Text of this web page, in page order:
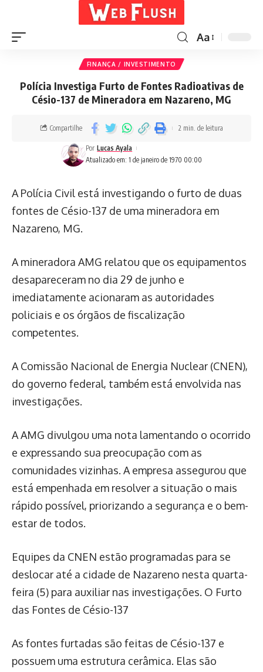
Aa
FINANÇA / INVESTIMENTO
Polícia Investiga Furto de Fontes Radioativas de
Césio-137 de Mineradora em Nazareno, MG
Atualizado em: 1 de janeiro de 1970 00:00
Por Lucas Ayala
Compartilhe 2 min. de leitura
A Polícia Civil está investigando o furto de duas
fontes de Césio-137 de uma mineradora em
Nazareno, MG.
A mineradora AMG relatou que os equipamentos
desapareceram no dia 29 de junho e
imediatamente acionaram as autoridades
policiais e os órgãos de fiscalização
competentes.
A Comissão Nacional de Energia Nuclear (CNEN),
do governo federal, também está envolvida nas
investigações.
A AMG divulgou uma nota lamentando o ocorrido
e expressando sua preocupação com as
comunidades vizinhas. A empresa assegurou que
está empenhada em resolver a situação o mais
rápido possível, priorizando a segurança e o bem-
estar de todos.
Equipes da CNEN estão programadas para se
deslocar até a cidade de Nazareno nesta quarta-
feira (5) para auxiliar nas investigações. O Furto
das Fontes de Césio-137
As fontes furtadas são feitas de Césio-137 e
possuem uma estrutura cerâmica. Elas são